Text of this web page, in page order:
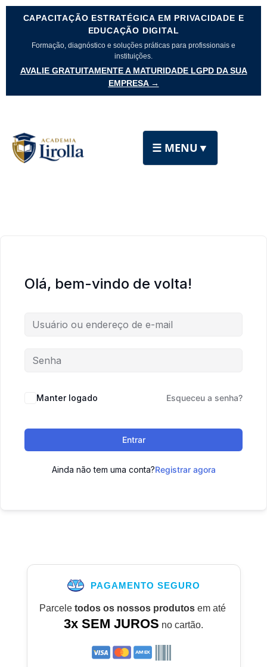
CAPACITAÇÃO ESTRATÉGICA EM PRIVACIDADE E
EDUCAÇÃO DIGITAL
Formação, diagnóstico e soluções práticas para profissionais e
instituições.
AVALIE GRATUITAMENTE A MATURIDADE LGPD DA SUA
EMPRESA →
☰ MENU ▼
Olá, bem-vindo de volta!
Manter logado Esqueceu a senha?
Entrar
Ainda não tem uma conta?Registrar agora
PAGAMENTO SEGURO
Parcele todos os nossos produtosem até
3x SEM JUROS no cartão.